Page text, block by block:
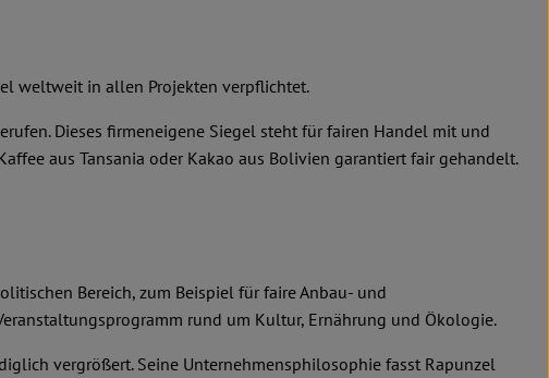
weltweit in allen Projekten verpflichtet.
Dieses firmeneigene Siegel steht für fairen Handel mit und
aus Tansania oder Kakao aus Bolivien garantiert fair gehandelt.
Bereich, zum Beispiel für faire Anbau- und
rund um Kultur, Ernährung und Ökologie.
vergrößert. Seine Unternehmensphilosophie fasst Rapunzel